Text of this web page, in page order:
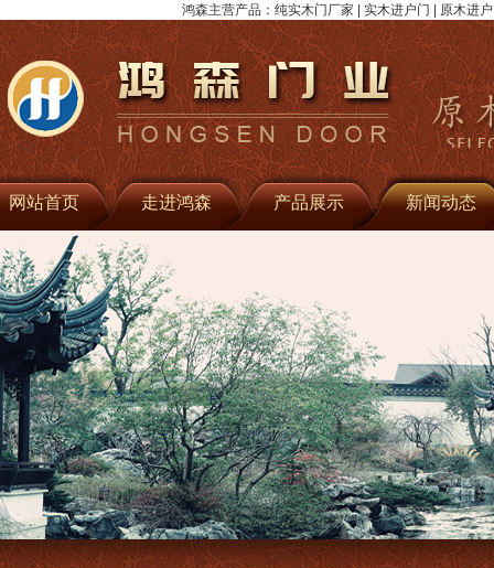
鸿森主营产品：纯实木门厂家 | 实木进户门 | 原木进
网站首页 走进鸿森 产品展示 新闻动态